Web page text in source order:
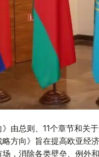
》由总则、11个章节和
略方向》旨在提高欧亚经
，消除各类壁垒、例外